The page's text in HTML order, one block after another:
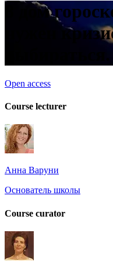
8 дом
нужен
выбираться.
Open access
Course lecturer
Анна Варуни
Основатель школы
Course curator